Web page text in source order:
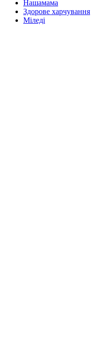
Нашамама
Здорове харчування
Міледі